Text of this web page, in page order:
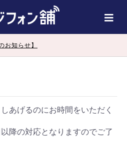
お知らせ】
あげるのにお時間をいただく
降の対応となりますのでご了